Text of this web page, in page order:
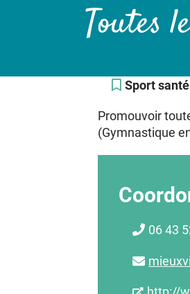
Toutes
Sport
Promouvoir
(Gymnastique
06 43